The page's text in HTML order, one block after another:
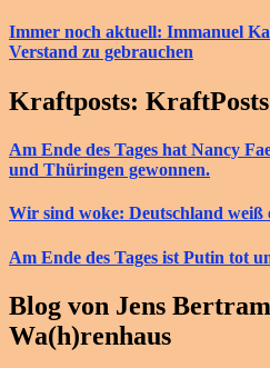
Immer noch aktuell: Immanuel
Verstand zu gebrauchen
Kraftposts: KraftPosts
Am Ende des Tages hat Nancy
und Thüringen gewonnen.
Wir sind woke: Deutschland weiß
Am Ende des Tages ist Putin tot
Blog von Jens
Wa(h)renhaus